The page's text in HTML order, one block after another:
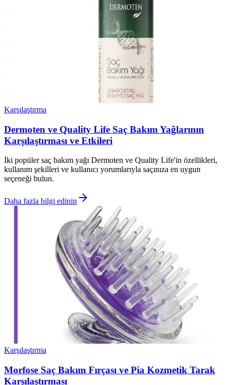
Karşılaştırma
Dermoten ve Quality Life Saç Bakım Yağlarının
Karşılaştırması ve Etkileri
İki popüler saç bakım yağı Dermoten ve Quality Life'in özellikleri,
kullanım şekilleri ve kullanıcı yorumlarıyla saçınıza en uygun
seçeneği bulun.
Daha fazla bilgi edinin
Karşılaştırma
Morfose Saç Bakım Fırçası ve Pia Kozmetik Tarak
Karşılaştırması